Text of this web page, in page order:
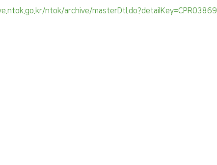
ntok/archive/masterDtl.do?detailKey=CPR03869